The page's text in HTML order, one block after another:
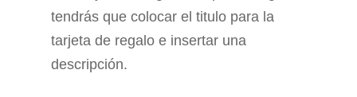
tendrás que colocar el titulo para la
tarjeta de regalo e insertar una
descripción.